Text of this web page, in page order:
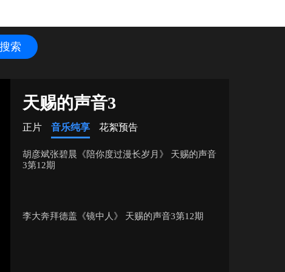
天赐的声音3
正片 音乐纯享 花絮预告
胡彦斌张碧晨《陪你度过漫长岁月》 天赐的声音
3第12期
李大奔拜德盖《镜中人》 天赐的声音3第12期